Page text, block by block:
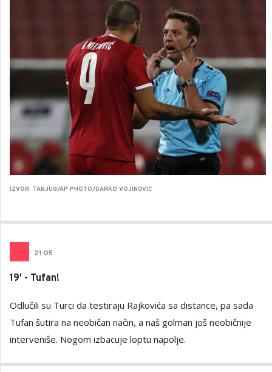
IZVOR: TANJUG/AP PHOTO/DARKO VOJINOVIC
21:05
19' - Tufan!
Odlučili su Turci da testiraju Rajkovića sa distance, pa sada
Tufan šutira na neobičan način, a naš golman još neobičnije
interveniše. Nogom izbacuje loptu napolje.